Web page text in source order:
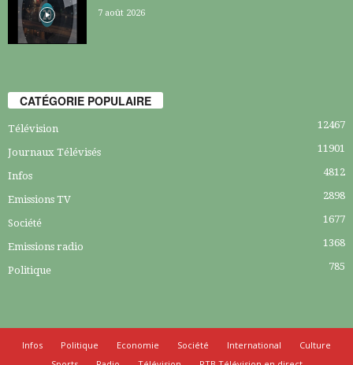
7 août 2026
CATÉGORIE POPULAIRE
Télévision 12467
Journaux Télévisés 11901
Infos 4812
Emissions TV 2898
Société 1677
Emissions radio 1368
Politique 785
Infos Politique Economie Société International
Culture